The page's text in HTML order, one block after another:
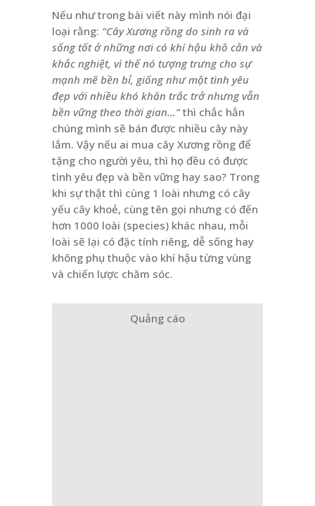
Nếu như trong bài viết này mình nói đại
loại rằng: “Cây Xương rồng do sinh ra và
sống tốt ở những nơi có khí hậu khô cằn và
khắc nghiệt, vì thế nó tượng trưng cho sự
mạnh mẽ bền bỉ, giống như một tình yêu
đẹp với nhiều khó khăn trắc trở nhưng vẫn
bền vững theo thời gian…”thì chắc hẳn
chúng mình sẽ bán được nhiều cây này
lắm. Vậy nếu ai mua cây Xương rồng để
tặng cho người yêu, thì họ đều có được
tình yêu đẹp và bền vững hay sao? Trong
khi sự thật thì cùng 1 loài nhưng có cây
yếu cây khoẻ, cùng tên gọi nhưng có đến
hơn 1000 loài (species) khác nhau, mỗi
loài sẽ lại có đặc tính riêng, dễ sống hay
không phụ thuộc vào khí hậu từng vùng
và chiến lược chăm sóc.
Quảng cáo